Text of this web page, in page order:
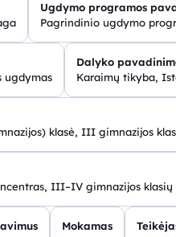
Ugdymo programos
Pagrindinio ugdymo
ugdymas
Dalyko
Karaimų tikyba,
klasė, III gimnazijos
III–IV gimnazijos klasių
Mokamas